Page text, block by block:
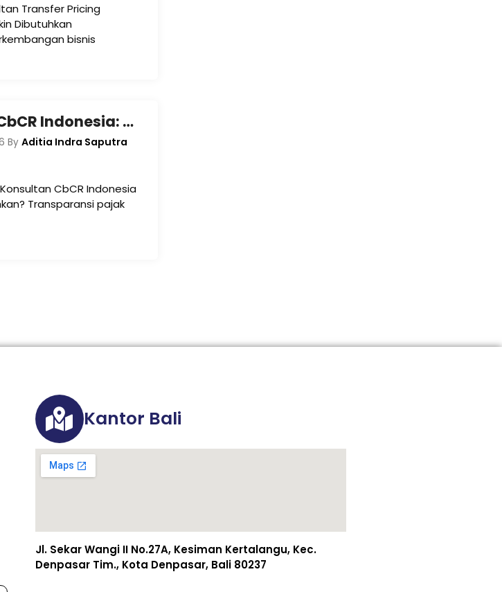
Transfer Pricing
Dibutuhkan
bisnis
Konsultan CbCR Indonesia: Mitra Strategis Kepatuhan Pajak Grup Usaha Multinasional
By Aditia Indra Saputra
CbCR Indonesia
Transparansi pajak
Kantor Bali
Jl. Sekar Wangi II No.27A, Kesiman Kertalangu, Kec.
Denpasar Tim., Kota Denpasar, Bali 80237